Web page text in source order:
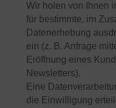
Wir holen von Ihnen
für bestimmte, im
Datenerhebung
ein (z. B. Anfrage
Eröffnung eines
Newsletters).
Eine
die Einwilligung